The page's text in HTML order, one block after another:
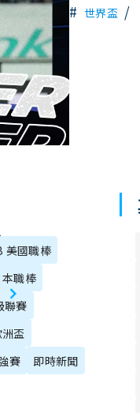
# 世界盃 /
美國職棒
職棒
聯賽
盃
賽
即時新聞